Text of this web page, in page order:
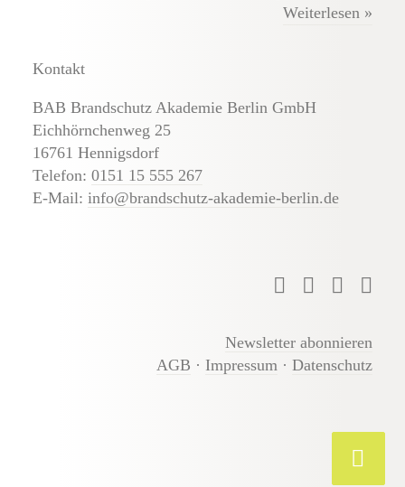
Weiterlesen »
Kontakt
BAB Brandschutz Akademie Berlin GmbH
Eichhörnchenweg 25
16761 Hennigsdorf
Telefon: 0151 15 555 267
E-Mail: info@brandschutz-akademie-berlin.de
Newsletter abonnieren
AGB · Impressum · Datenschutz